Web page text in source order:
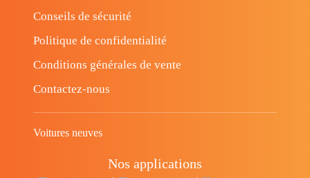
Conseils de sécurité
Politique de confidentialité
Conditions générales de vente
Contactez-nous
Voitures neuves
Nos applications